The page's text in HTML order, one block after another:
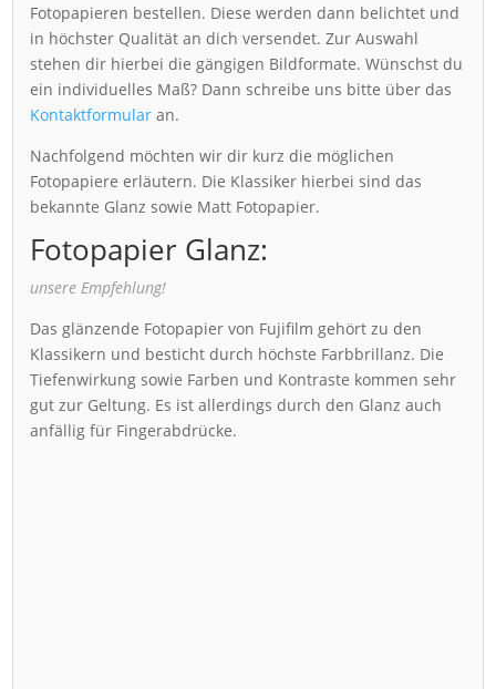
Fotopapieren bestellen. Diese werden dann belichtet und
in höchster Qualität an dich versendet. Zur Auswahl
stehen dir hierbei die gängigen Bildformate. Wünschst du
ein individuelles Maß? Dann schreibe uns bitte über das
Kontaktformular an.
Nachfolgend möchten wir dir kurz die möglichen
Fotopapiere erläutern. Die Klassiker hierbei sind das
bekannte Glanz sowie Matt Fotopapier.
Fotopapier Glanz:
unsere Empfehlung!
Das glänzende Fotopapier von Fujifilm gehört zu den
Klassikern und besticht durch höchste Farbbrillanz. Die
Tiefenwirkung sowie Farben und Kontraste kommen sehr
gut zur Geltung. Es ist allerdings durch den Glanz auch
anfällig für Fingerabdrücke.